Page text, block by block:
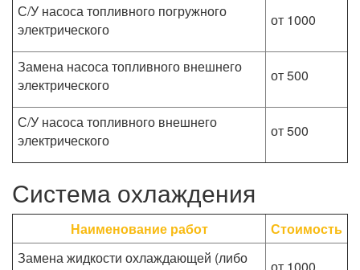
С/У насоса топливного погружного
электрического
от 1000
Замена насоса топливного внешнего
электрического
от 500
С/У насоса топливного внешнего
электрического
от 500
Система охлаждения
Наименование работ
Стоимость
Замена жидкости охлаждающей (либо
от 1000